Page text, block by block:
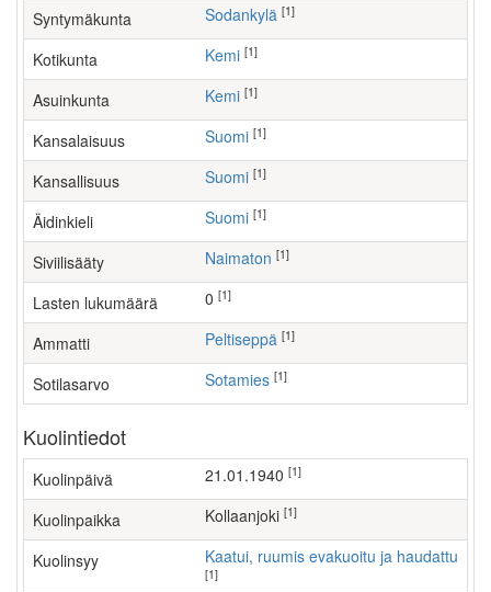
Syntymäkunta Sodankylä [1]
Kotikunta Kemi [1]
Asuinkunta Kemi [1]
Kansalaisuus Suomi [1]
Kansallisuus Suomi [1]
Äidinkieli Suomi [1]
Siviilisääty Naimaton [1]
Lasten lukumäärä [1]
Ammatti peltiseppä [1]
Sotilasarvo Sotamies [1]
Kuolintiedot
Kuolinpäivä 21.01.1940 [1]
Kuolinpaikka Kollaanjoki [1]
Kuolinsyy Kaatui, ruumis evakuoitu ja haudattu
[1]